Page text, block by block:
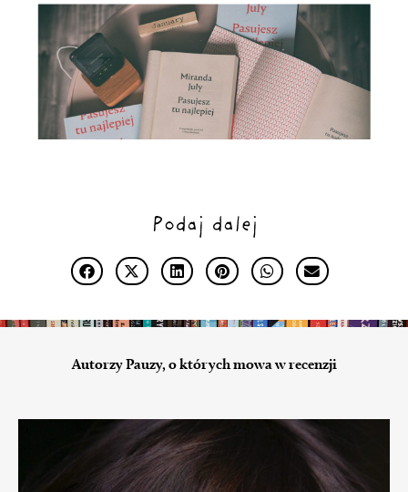
Podaj dalej
Autorzy Pauzy, o których mowa w recenzji